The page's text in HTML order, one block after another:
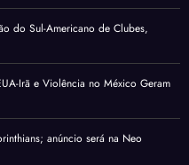
do Sul-Americano de Clubes,
Irã e Violência no México Geram
anúncio será na Neo